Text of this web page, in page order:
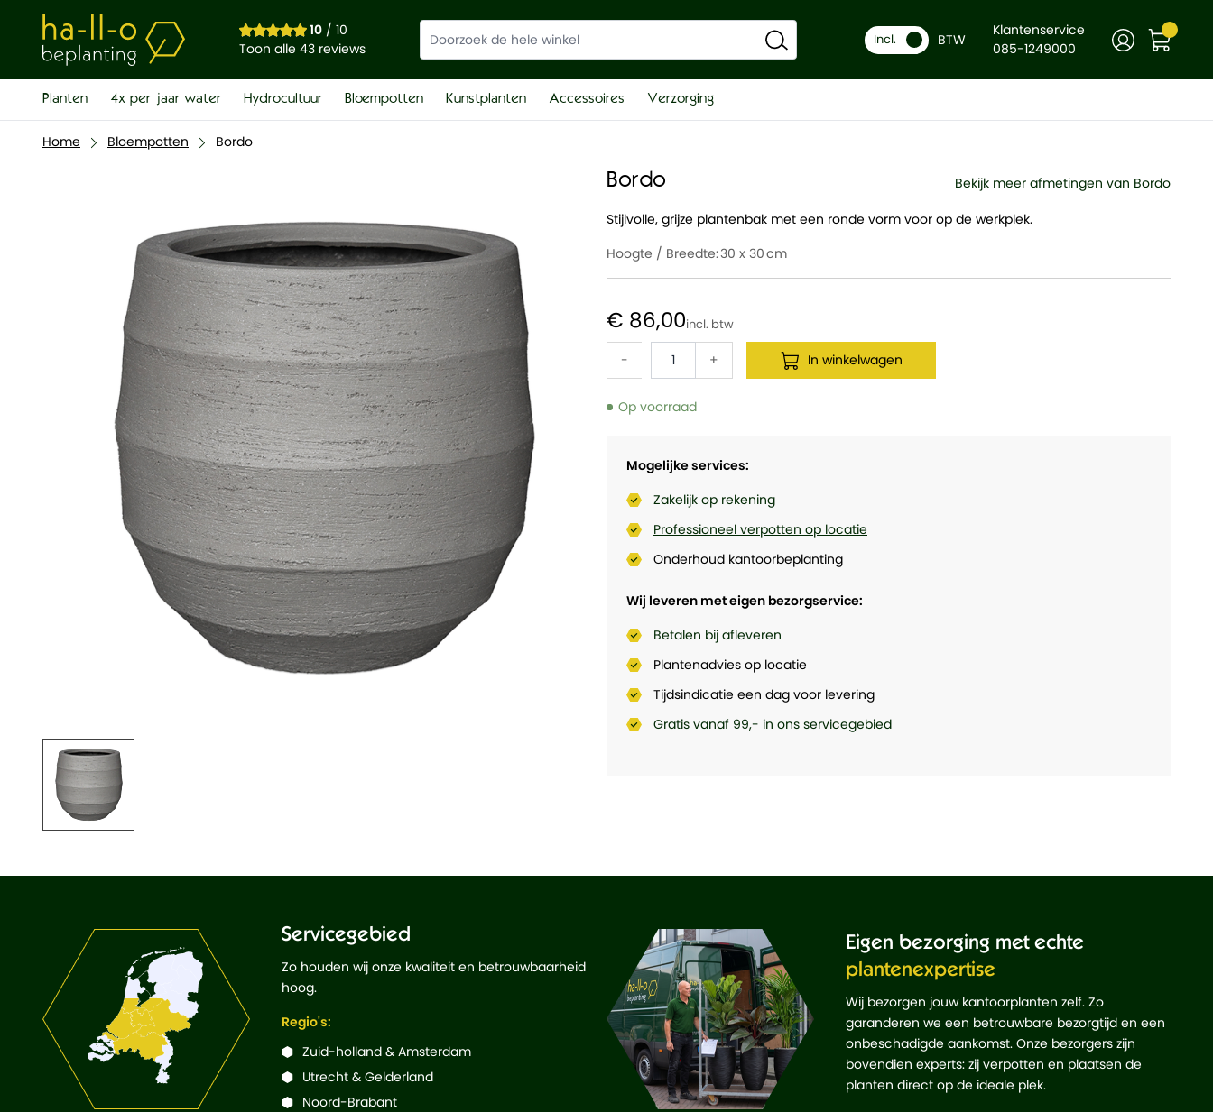
10/ 10
Toon alle 43 reviews
Incl. BTW
Klantenservice
085-1249000
Planten 4x per jaar water Hydrocultuur Bloempotten Kunstplanten Accessoires Verzorging
Home Bloempotten Bordo
Bordo Bekijk meer afmetingen van Bordo
Hoogte / Breedte:30 x 30
Mogelijke services:
Zakelijk op rekening
Professioneel verpotten op locatie
Onderhoud kantoorbeplanting
Wij leveren met eigen bezorgservice:
Betalen bij afleveren
Plantenadvies op locatie
Tijdsindicatie een dag voor levering
Gratis vanaf 99,- in ons servicegebied
Stijlvolle, grijze plantenbak met een ronde vorm voor op de werkplek.
€ 86,00
- + In winkelwagen
Op voorraad
Bordo
€ 86,00 + In winkelwagen
Servicegebied
Zo houden wij onze kwaliteit en betrouwbaarheid
hoog.
Regio's:
Zuid-holland & Amsterdam
Utrecht & Gelderland
Noord-Brabant
Eigen bezorging met echte
plantenexpertise
Wij bezorgen jouw kantoorplanten zelf. Zo
garanderen we een betrouwbare bezorgtijd en een
onbeschadigde aankomst. Onze bezorgers zijn
bovendien experts: zij verpotten en plaatsen de
planten direct op de ideale plek.